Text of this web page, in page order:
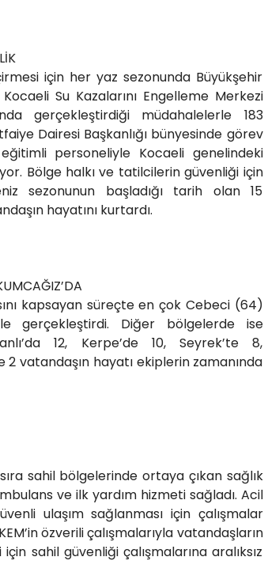
için her yaz sezonunda Büyükşehir
Su Kazalarını Engelleme Merkezi
gerçekleştirdiği müdahalelerle 183
Dairesi Başkanlığı bünyesinde görev
personeliyle Kocaeli genelindeki
Bölge halkı ve tatilcilerin güvenliği için
sezonunun başladığı tarih olan 15
hayatını kurtardı.
kapsayan süreçte en çok Cebeci (64)
gerçekleştirdi. Diğer bölgelerde ise
12, Kerpe’de 10, Seyrek’te 8,
2 vatandaşın hayatı ekiplerin zamanında
sahil bölgelerinde ortaya çıkan sağlık
ve ilk yardım hizmeti sağladı. Acil
ulaşım sağlanması için çalışmalar
özverili çalışmalarıyla vatandaşların
sahil güvenliği çalışmalarına aralıksız